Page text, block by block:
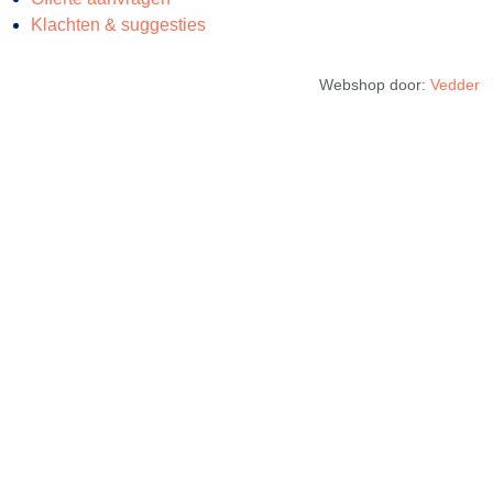
Klachten & suggesties
Webshop door: Vedder